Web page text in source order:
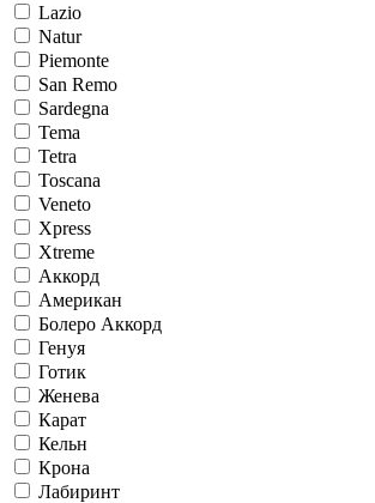
Lazio
Natur
Piemonte
San Remo
Sardegna
Tema
Tetra
Toscana
Veneto
Xpress
Xtreme
Аккорд
Американ
Болеро Аккорд
Генуя
Готик
Женева
Карат
Кельн
Крона
Лабиринт